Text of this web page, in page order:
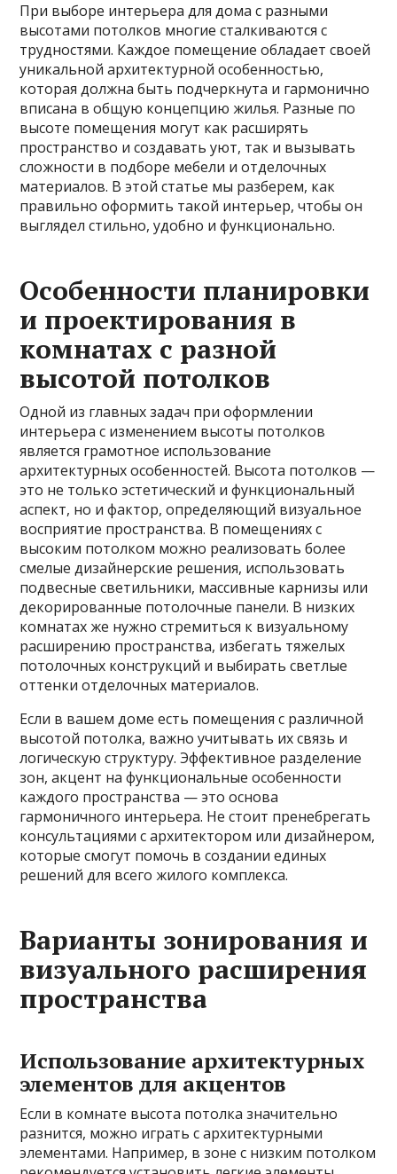
При выборе интерьера для дома с разными
высотами потолков многие сталкиваются с
трудностями. Каждое помещение обладает своей
уникальной архитектурной особенностью,
которая должна быть подчеркнута и гармонично
вписана в общую концепцию жилья. Разные по
высоте помещения могут как расширять
пространство и создавать уют, так и вызывать
сложности в подборе мебели и отделочных
материалов. В этой статье мы разберем, как
правильно оформить такой интерьер, чтобы он
выглядел стильно, удобно и функционально.
Особенности планировки
и проектирования в
комнатах с разной
высотой потолков
Одной из главных задач при оформлении
интерьера с изменением высоты потолков
является грамотное использование
архитектурных особенностей. Высота потолков —
это не только эстетический и функциональный
аспект, но и фактор, определяющий визуальное
восприятие пространства. В помещениях с
высоким потолком можно реализовать более
смелые дизайнерские решения, использовать
подвесные светильники, массивные карнизы или
декорированные потолочные панели. В низких
комнатах же нужно стремиться к визуальному
расширению пространства, избегать тяжелых
потолочных конструкций и выбирать светлые
оттенки отделочных материалов.
Если в вашем доме есть помещения с различной
высотой потолка, важно учитывать их связь и
логическую структуру. Эффективное разделение
зон, акцент на функциональные особенности
каждого пространства — это основа
гармоничного интерьера. Не стоит пренебрегать
консультациями с архитектором или дизайнером,
которые смогут помочь в создании единых
решений для всего жилого комплекса.
Варианты зонирования и
визуального расширения
пространства
Использование архитектурных
элементов для акцентов
Если в комнате высота потолка значительно
разнится, можно играть с архитектурными
элементами. Например, в зоне с низким потолком